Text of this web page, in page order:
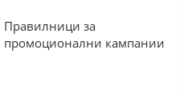
Правилници за
промоционални кампании